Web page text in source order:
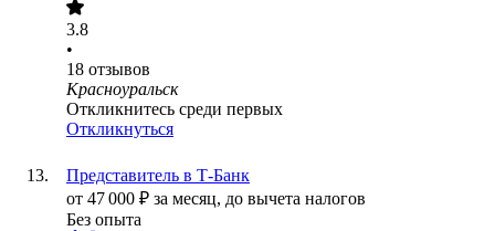
3.8
•
18 отзывов
Красноуральск
Откликнитесь среди первых
Откликнуться
Представитель в Т-Банк
от 47 000 ₽ за месяц, до вычета налогов
Без опыта